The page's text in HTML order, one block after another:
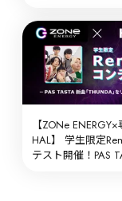
【ZONe
HAL】 学生限定
テスト開催！PAS
曲「THUNDA」を